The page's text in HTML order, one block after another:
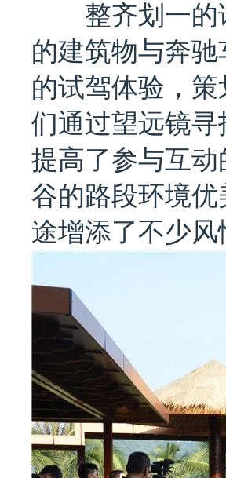
整齐划一的试
的建筑物与奔
的试驾体验，
们通过望远镜
提高了参与互
谷的路段环境
途增添了不少